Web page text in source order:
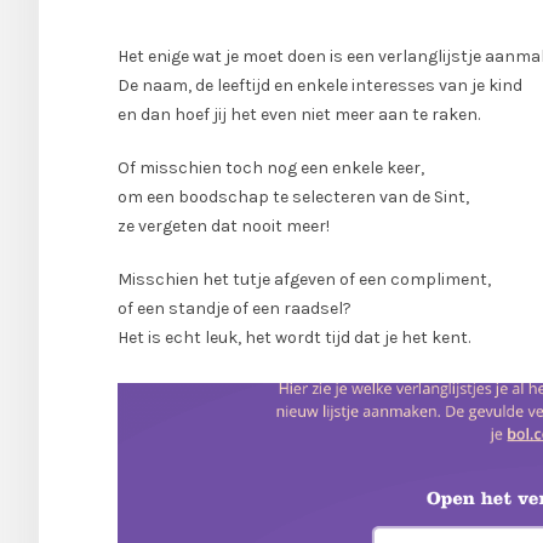
Het enige wat je moet doen is een verlanglijstje
De naam, de leeftijd en enkele interesses van je kind
en dan hoef jij het even niet meer aan te raken.
Of misschien toch nog een enkele keer,
om een boodschap te selecteren van de Sint,
ze vergeten dat nooit meer!
Misschien het tutje afgeven of een compliment,
of een standje of een raadsel?
Het is echt leuk, het wordt tijd dat je het kent.